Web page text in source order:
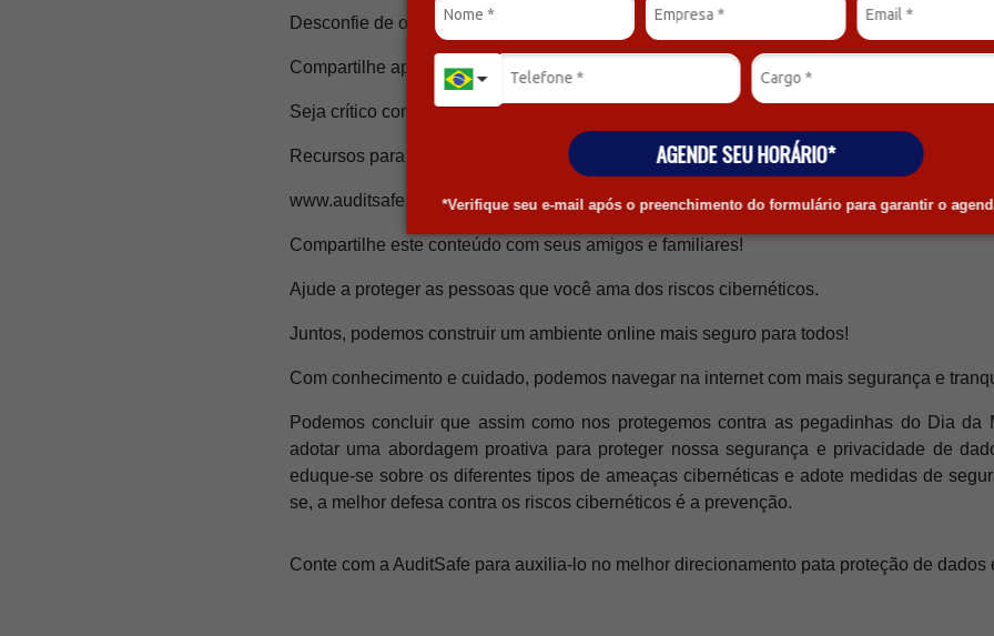
AGENDE SEU HORÁRIO*
*Verifique seu e-mail após o preenchimento do formulário para garantir o
Desconfie de ofertas que parecem boas demais para ser verdade.
Compartilhe apenas informações necessárias em sites e aplicativos.
Seja crítico com as informações que você encontra online.
Recursos para se aprofundar no assunto:
www.auditsafe.com.br
Compartilhe este conteúdo com seus amigos e familiares!
Ajude a proteger as pessoas que você ama dos riscos cibernéticos.
Juntos, podemos construir um ambiente online mais seguro para todos!
Com conhecimento e cuidado, podemos navegar na internet com mais segurança e
Podemos concluir que assim como nos protegemos contra as pegadinhas do Dia da
adotar uma abordagem proativa para proteger nossa segurança e privacidade de
eduque-se sobre os diferentes tipos de ameaças cibernéticas e adote medidas de
se, a melhor defesa contra os riscos cibernéticos é a prevenção.
Conte com a AuditSafe para auxilia-lo no melhor direcionamento pata proteção de dados